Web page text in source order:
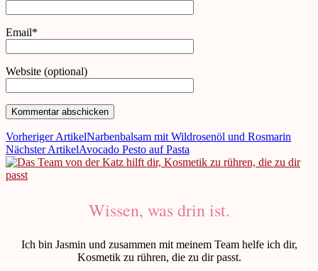
Email*
Website (optional)
Vorheriger ArtikelNarbenbalsam mit Wildrosenöl und Rosmarin
Nächster ArtikelAvocado Pesto auf Pasta
Wissen, was drin ist.
Ich bin Jasmin und zusammen mit meinem Team helfe ich dir,
Kosmetik zu rühren, die zu dir passt.